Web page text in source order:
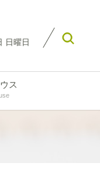
日曜日
ス